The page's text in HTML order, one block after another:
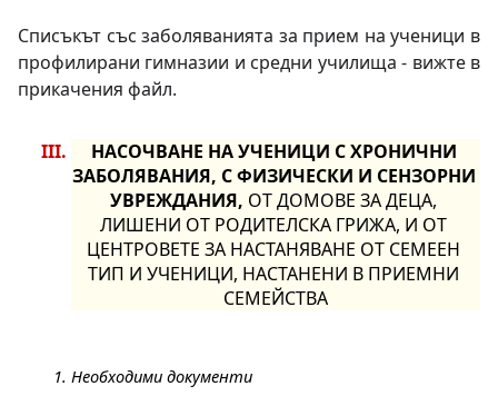
Списъкът със заболяванията за прием на ученици в
профилирани гимназии и средни училища - вижте в
прикачения файл.
НАСОЧВАНЕ НА УЧЕНИЦИ С ХРОНИЧНИ
ЗАБОЛЯВАНИЯ, С ФИЗИЧЕСКИ И СЕНЗОРНИ
УВРЕЖДАНИЯ, ОТ ДОМОВЕ ЗА ДЕЦА,
ЛИШЕНИ ОТ РОДИТЕЛСКА ГРИЖА, И ОТ
ЦЕНТРОВЕТЕ ЗА НАСТАНЯВАНЕ ОТ СЕМЕЕН
ТИП И УЧЕНИЦИ, НАСТАНЕНИ В ПРИЕМНИ
СЕМЕЙСТВА
Необходими документи